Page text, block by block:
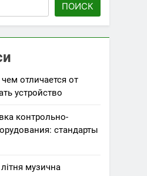
ПОИСК
отличается от
устройство
контрольно-
стандарты
музична